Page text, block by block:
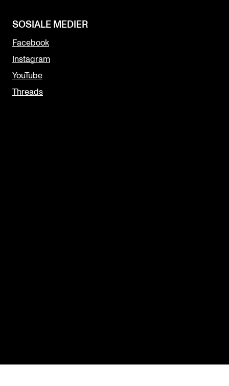
SOSIALE MEDIER
Facebook
Instagram
YouTube
Threads